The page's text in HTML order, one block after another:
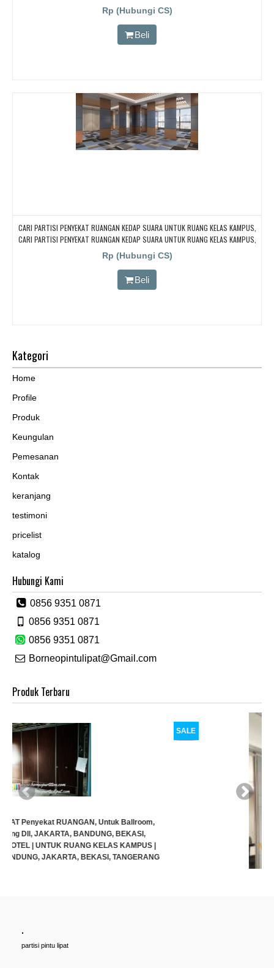
Rp (Hubungi CS)
Beli
CARI PARTISI PENYEKAT RUANGAN KEDAP SUARA UNTUK RUANG KELAS KAMPUS,
CARI PARTISI PENYEKAT RUANGAN KEDAP SUARA UNTUK RUANG KELAS KAMPUS,
CARI PARTISI PENYEKAT RUANGAN KEDAP SUARA UNTUK RUANG KELAS KAMPUS,
CARI PARTISI PENYEKAT RUANGAN KEDAP SUARA UNTUK RUANG KELAS KAMPUS,
CARI PARTISI PENYEKAT RUANGAN KEDAP SUARA UNTUK RUANG KELAS KAMPUS
Rp (Hubungi CS)
Beli
Kategori
Home
Profile
Produk
Keungulan
Pemesanan
Kontak
keranjang
testimoni
pricelist
katalog
Hubungi Kami
0856 9351 0871
0856 9351 0871
0856 9351 0871
Borneopintulipat@Gmail.com
Produk Terbaru
SALE
HOTEL, Ruang Meeting Dll, JAKARTA, BANDUNG, BEKASI,
.
partisi pintu lipat